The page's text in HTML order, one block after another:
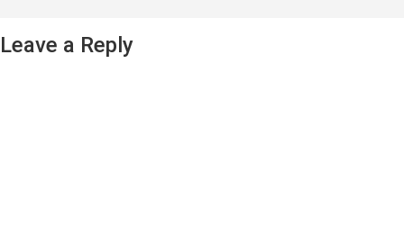
Leave a Reply